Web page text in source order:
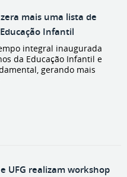
mais uma lista de
Infantil
integral inaugurada
da Educação Infantil e
gerando mais
UFG realizam workshop